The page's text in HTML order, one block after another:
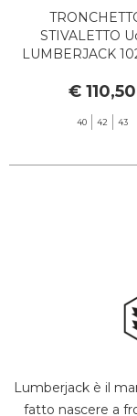
STIVALETTO
LUMBERJACK
YELLOW
€ 110,50
40 42 43
Lumberjack è il
fatto nascere a